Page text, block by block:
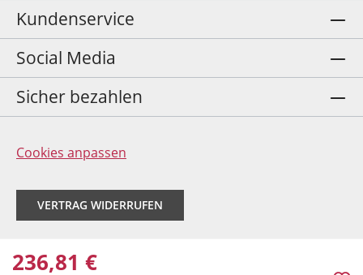
236,81 €
Kundenservice
Social Media
Sicher bezahlen
Cookies anpassen
VERTRAG WIDERRUFEN